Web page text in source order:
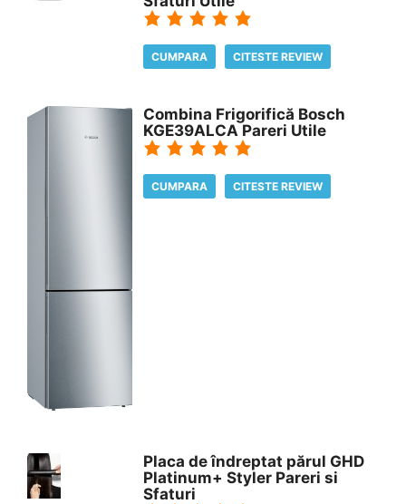
CUMPARA CITESTE REVIEW
Combina Frigorifică Bosch
KGE39ALCA Pareri Utile
CUMPARA CITESTE REVIEW
Placa de îndreptat părul GHD
Platinum+ Styler Pareri si
Sfaturi